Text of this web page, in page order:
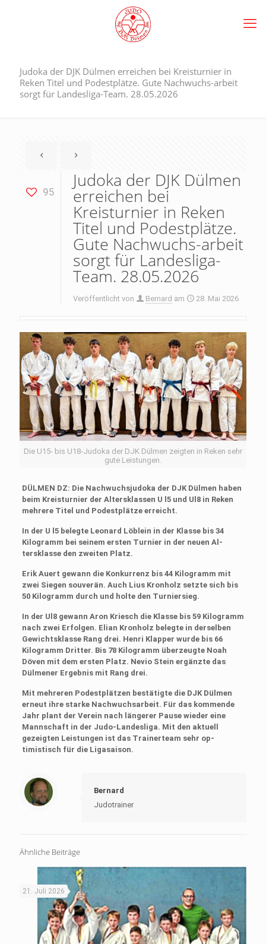
Judoka der DJK Dülmen erreichen bei Kreisturnier in
Reken Titel und Podestplätze. Gute Nachwuchs-arbeit
sorgt für Landesliga-Team. 28.05.2026
95
Judoka der DJK Dülmen
erreichen bei
Kreisturnier in Reken
Titel und Podestplätze.
Gute Nachwuchs-arbeit
sorgt für Landesliga-
Team. 28.05.2026
Veröffentlicht von Bernard am 28. Mai 2026
Die U15- bis U18-Judoka der DJK Dülmen zeigten in Reken sehr
gute Leistungen.
DÜLMEN DZ: Die Nachwuchsju­doka der DJK Dülmen haben
beim Kreisturnier der Alters­klassen U l5 und Ul8 in Re­ken
mehrere Titel und Po­destplätze erreicht.
In der U l5 belegte Leonard Löblein in der Klasse bis 34
Kilogramm bei seinem ers­ten Turnier in der neuen Al­
tersklasse den zweiten Platz.
Erik Auert gewann die Kon­kurrenz bis 44 Kilogramm mit
zwei Siegen souverän. Auch Lius Kronholz setzte sich bis
50 Kilogramm durch und holte den Turniersieg.
In der Ul8 gewann Aron Kriesch die Klasse bis 59 Ki­logramm
nach zwei Erfolgen. Elian Kronholz belegte in derselben
Gewichtsklasse Rang drei. Henri Klapper wurde bis 66
Kilogramm Dritter. Bis 78 Kilogramm überzeugte Noah
Döven mit dem ersten Platz. Nevio Stein ergänzte das
Dülmener Er­gebnis mit Rang drei.
Mit mehreren Podestplät­zen bestätigte die DJK Dül­men
erneut ihre starke Nachwuchsarbeit. Für das kommende
Jahr plant der Verein nach längerer Pause wieder eine
Mannschaft in der Judo-Landesliga. Mit den aktuell
gezeigten Leistungen ist das Trainerteam sehr op­
timistisch für die Ligasaison.
Bernard
Judotrainer
Ähnliche Beiträge
21. Juli 2026